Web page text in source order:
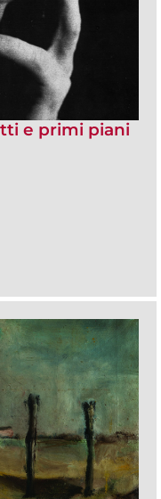
e primi piani